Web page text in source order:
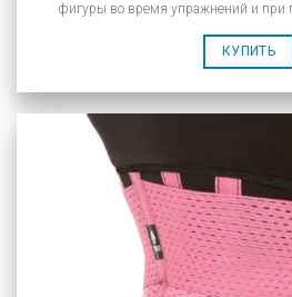
фигуры во время упражнений и при
КУПИТЬ